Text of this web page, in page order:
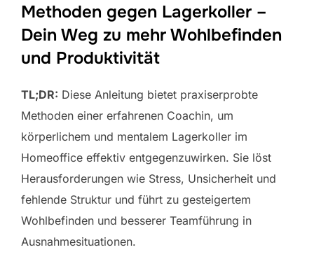
Methoden gegen Lagerkoller –
Dein Weg zu mehr Wohlbefinden
und Produktivität
TL;DR: Diese Anleitung bietet praxiserprobte
Methoden einer erfahrenen Coachin, um
körperlichem und mentalem Lagerkoller im
Homeoffice effektiv entgegenzuwirken. Sie löst
Herausforderungen wie Stress, Unsicherheit und
fehlende Struktur und führt zu gesteigertem
Wohlbefinden und besserer Teamführung in
Ausnahmesituationen.